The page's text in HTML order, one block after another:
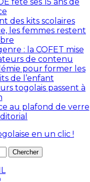
des kits scolaires
les femmes restent
: la COFET mise
de contenu
pour former les
de l’enfant
togolais passent à
au plafond de verre
en un clic !